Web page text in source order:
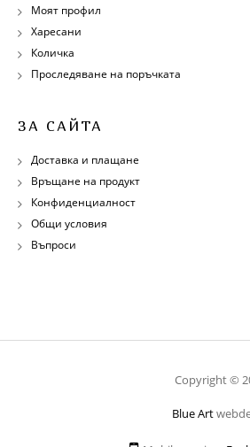
Моят профил
Харесани
Количка
Проследяване на поръчката
ЗА САЙТА
Доставка и плащане
Връщане на продукт
Конфиденциалност
Общи условия
Въпроси
Copyright ©
Blue Art